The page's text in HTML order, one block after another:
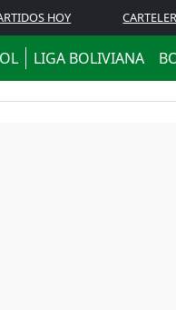
HOY
LIGA BOLIVIANA